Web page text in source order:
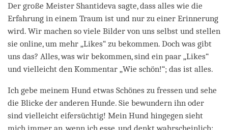
Der große Meister Shantideva sagte, dass alles wie die
Erfahrung in einem Traum ist und nur zu einer Erinnerung
wird. Wir machen so viele Bilder von uns selbst und stellen
sie online, um mehr „Likes“ zu bekommen. Doch was gibt
uns das? Alles, was wir bekommen, sind ein paar „Likes“
und vielleicht den Kommentar „Wie schön!“; das ist alles.
Ich gebe meinem Hund etwas Schönes zu fressen und sehe
die Blicke der anderen Hunde. Sie bewundern ihn oder
sind vielleicht eifersüchtig! Mein Hund hingegen sieht